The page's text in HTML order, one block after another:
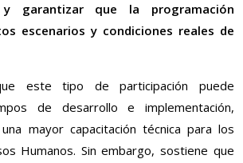
y garantizar que la programación
escenarios y condiciones reales de
este tipo de participación puede
de desarrollo e implementación,
mayor capacitación técnica para los
Humanos. Sin embargo, sostiene que